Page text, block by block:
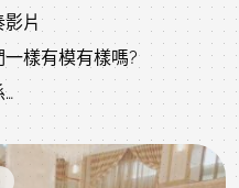
片
樣有模有樣嗎?
個機會，圓圓您或您母親